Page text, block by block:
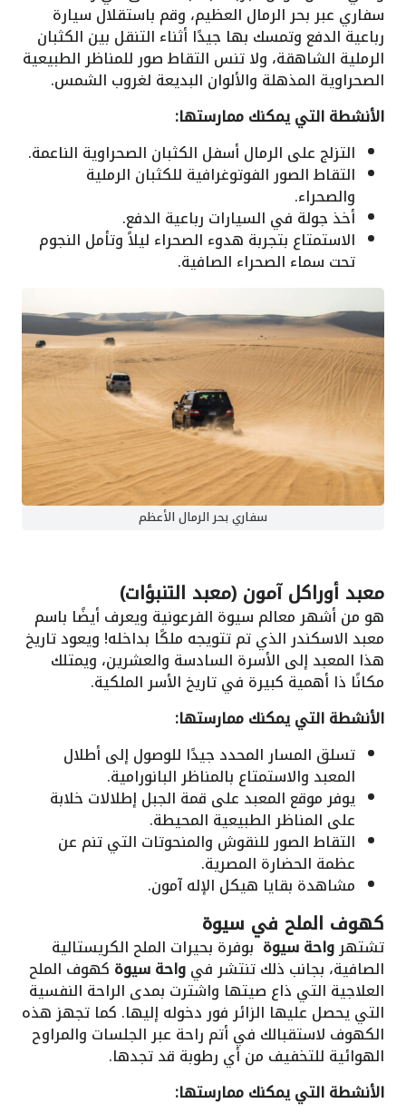
سفاري عبر بحر الرمال العظيم، وقم باستقلال سيارة
رباعية الدفع وتمسك بها جيدًا أثناء التنقل بين الكثبان
الرملية الشاهقة، ولا تنس التقاط صور للمناظر الطبيعية
الصحراوية المذهلة والألوان البديعة لغروب الشمس.
الأنشطة التي يمكنك ممارستها:
التزلج على الرمال أسفل الكثبان الصحراوية الناعمة.
التقاط الصور الفوتوغرافية للكثبان الرملية
والصحراء.
أخذ جولة في السيارات رباعية الدفع.
الاستمتاع بتجربة هدوء الصحراء ليلاً وتأمل النجوم
تحت سماء الصحراء الصافية.
سفاري بحر الرمال الأعظم
معبد أوراكل آمون (معبد التنبؤات)
هو من أشهر معالم سيوة الفرعونية ويعرف أيضًا باسم
معبد الاسكندر الذي تم تتويجه ملكًا بداخله! ويعود تاريخ
هذا المعبد إلى الأسرة السادسة والعشرين، ويمتلك
مكانًا ذا أهمية كبيرة في تاريخ الأسر الملكية.
الأنشطة التي يمكنك ممارستها:
تسلق المسار المحدد جيدًا للوصول إلى أطلال
المعبد والاستمتاع بالمناظر البانورامية.
يوفر موقع المعبد على قمة الجبل إطلالات خلابة
على المناظر الطبيعية المحيطة.
التقاط الصور للنقوش والمنحوتات التي تنم عن
عظمة الحضارة المصرية.
مشاهدة بقايا هيكل الإله آمون.
كهوف الملح في سيوة
تشتهرواحة سيوةبوفرة بحيرات الملح الكريستالية
الصافية، بجانب ذلك تنتشر فيواحة سيوة كهوف الملح
العلاجية التي ذاع صيتها واشترت بمدى الراحة النفسية
التي يحصل عليها الزائر فور دخوله إليها. كما تجهز هذه
الكهوف لاستقبالك في أتم راحة عبر الجلسات والمراوح
الهوائية للتخفيف من أي رطوبة قد تجدها.
الأنشطة التي يمكنك ممارستها: